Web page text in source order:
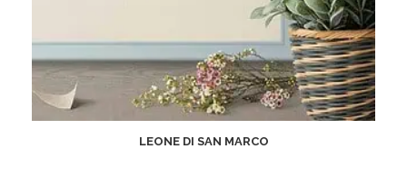
LEONE DI SAN MARCO